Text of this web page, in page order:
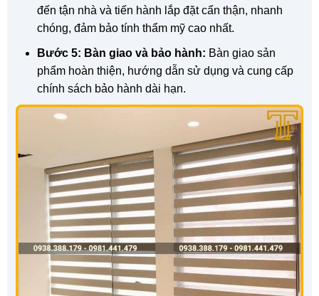
đến tận nhà và tiến hành lắp đặt cẩn thận, nhanh
chóng, đảm bảo tính thẩm mỹ cao nhất.
Bước 5: Bàn giao và bảo hành: Bàn giao sản
phẩm hoàn thiện, hướng dẫn sử dụng và cung cấp
chính sách bảo hành dài hạn.